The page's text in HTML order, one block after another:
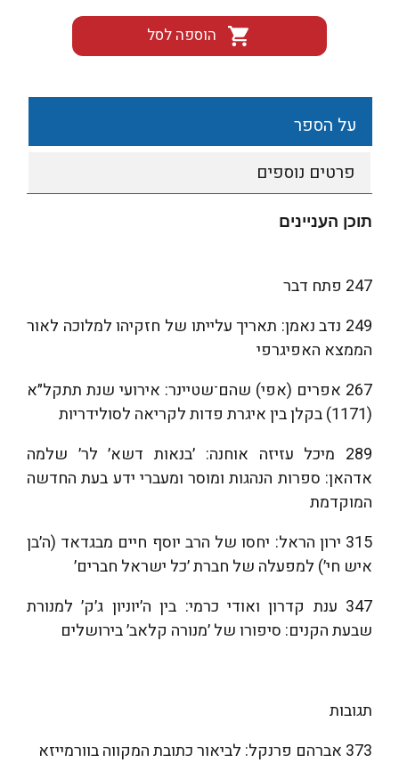
היה:
₪76.
הוא:
הוספה לסל
על הספר
פרטים נוספים
תוכן העניינים
247 פתח דבר
249 נדב נאמן: תאריך עלייתו של חזקיהו למלוכה לאור
הממצא האפיגרפי
267 אפרים (אפי) שהם־שטיינר: אירועי שנת תתקל״א
289 מיכל עזיזה אוחנה: ׳בנאות דשא׳ לר׳ שלמה
אדהאן: ספרות הנהגות ומוסר ומעברי ידע בעת החדשה
המוקדמת
315 ירון הראל: יחסו של הרב יוסף חיים מבגדאד (ה׳בן
איש חי׳) למפעלה של חברת ׳כל ישראל חברים׳
347 ענת קדרון ואודי כרמי: בין ה׳יוניון ג׳ק׳ למנורת
שבעת הקנים: סיפורו של ׳מנורה קלאב׳ בירושלים
תגובות
373 אברהם פרנקל: לביאור כתובת המקווה בוורמייזא